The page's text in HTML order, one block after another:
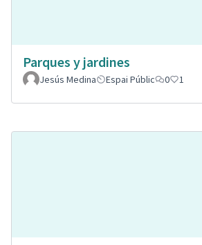
Parques y jardines
Jesús Medina
Espai Públic 0 1